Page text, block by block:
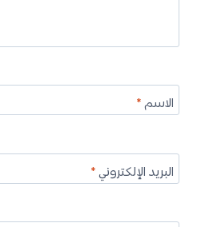
الاسم*
البريد الإلكتروني*